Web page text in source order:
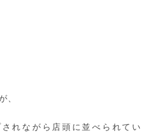
、
れながら店頭に並べられてい